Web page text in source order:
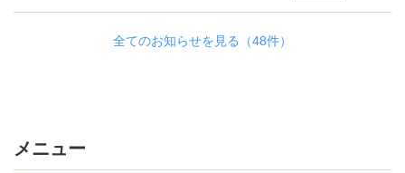
全てのお知らせを見る（48件）
メニュー